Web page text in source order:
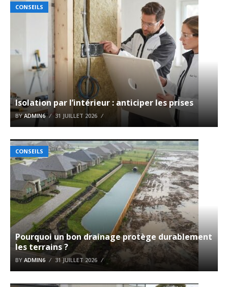
CONSEILS
Isolation par l’intérieur : anticiper les prises
BYADMIN6 31 JUILLET 2026
CONSEILS
Pourquoi un bon drainage protège durablement
les terrains ?
BY ADMIN6 31 JUILLET 2026